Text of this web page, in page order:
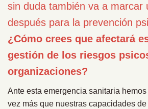
sin duda también va a marcar
después para la prevención
¿Cómo crees que afectará
gestión de los riesgos
organizaciones?
Ante esta emergencia sanitaria
vez más que nuestras capacidades